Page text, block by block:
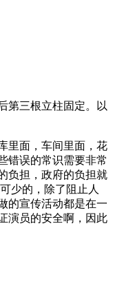
第三根立柱固定。以
里面，车间里面，花
错误的常识需要非常
负担，政府的负担就
少的，除了阻止人
的宣传活动都是在一
演员的安全啊，因此